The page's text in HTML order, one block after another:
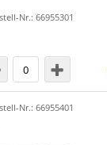
Nr.: 66955301
Nr.: 66955401